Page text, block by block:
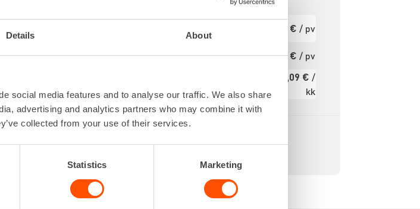
Details About
social media features and to analyse our traffic. We also share
advertising and analytics partners who may combine it with
collected from your use of their services.
Statistics Marketing
Käyttölämpötila-
alue
-10 - 50 °C
Ensimmäinen
pv
20,67 € / pv
16,54 € / pv
259,09 € /
kk
Alv 0 %